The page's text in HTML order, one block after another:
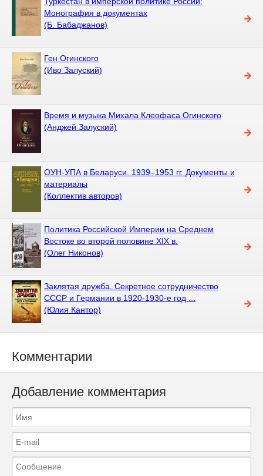
Монография в документах
(Б. Бабаджанов)
Ген Огинского
(Иво Залуский)
Время и музыка Михала Клеофаса Огинского
(Анджей Залуский)
ОУН-УПА в Беларуси. 1939–1953 гг. Документы и
материалы
(Коллектив авторов)
Политика Российской Империи на Среднем
Востоке во второй половине XIX в.
(Олег Никонов)
Заклятая дружба. Секретное сотрудничество
СССР и Германии в 1920-1930-е год ...
(Юлия Кантор)
Комментарии
Добавление комментария